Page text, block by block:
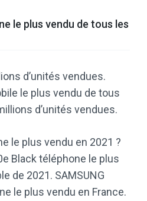
le plus vendu de tous les
d’unités vendues.
le plus vendu de tous
d’unités vendues.
le plus vendu en 2021 ?
Black téléphone le plus
de 2021. SAMSUNG
le plus vendu en France.